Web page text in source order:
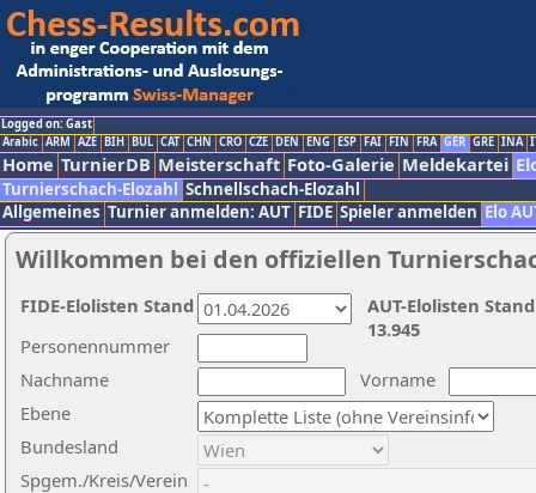
Logged on: Gast
Arabic ARM AZE BIH BUL CAT CHN CRO CZE DEN ENG ESP FAI FIN FRA GER GRE INA
Home TurnierDB Meisterschaft Foto-Galerie Meldekartei
Turnierschach-Elozahl Schnellschach-Elozahl
Allgemeines Turnier anmelden: AUT FIDE Spieler anmelden Elo
Willkommen bei den offiziellen
Nachname
Vorname
Ebene
Personennummer
Bundesland
Spgem./Kreis/Verein
AUT-Elolisten
13.945
FIDE-Elolisten Stand